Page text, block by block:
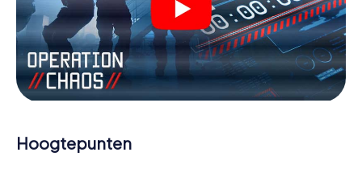
mobiel internet. Met één klik krijg jij toegang tot onze app.
Je hoeft niets te installeren om door interactieve video's,
lastige minigames of andere functies in de actie te
worden getrokken.
Werk samen als een team, onderschep vijandige
spionnen en lok de handlangers van de schurk naar je toe.
excelleren om de slechteriken te stoppen. In
tegenstelling tot James Bond en Co. zullen jouw daden
Hoogtepunten